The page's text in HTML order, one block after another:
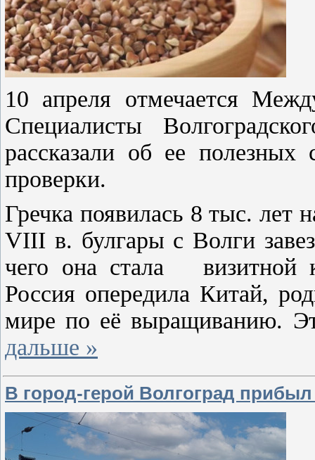
10 апреля отмечается
Специалисты
рассказали об ее полезных
проверки.
Гречка появилась 8 тыс. лет
VIII в. булгары с Волги
чего она стала визитной
Россия опередила Китай,
мире по её выращиванию.
дальше »
В город-герой Волгоград